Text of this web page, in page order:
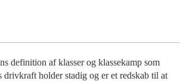
definition af klasser og klassekamp som
drivkraft holder stadig og er et redskab til at